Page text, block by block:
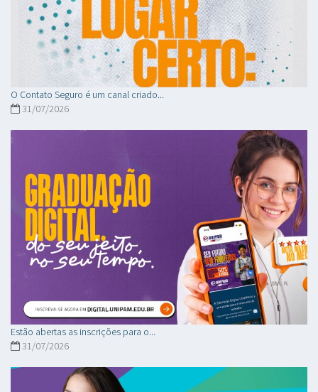
O Contato Seguro é um canal criado...
31/07/2026
Estão abertas as inscrições para o...
31/07/2026